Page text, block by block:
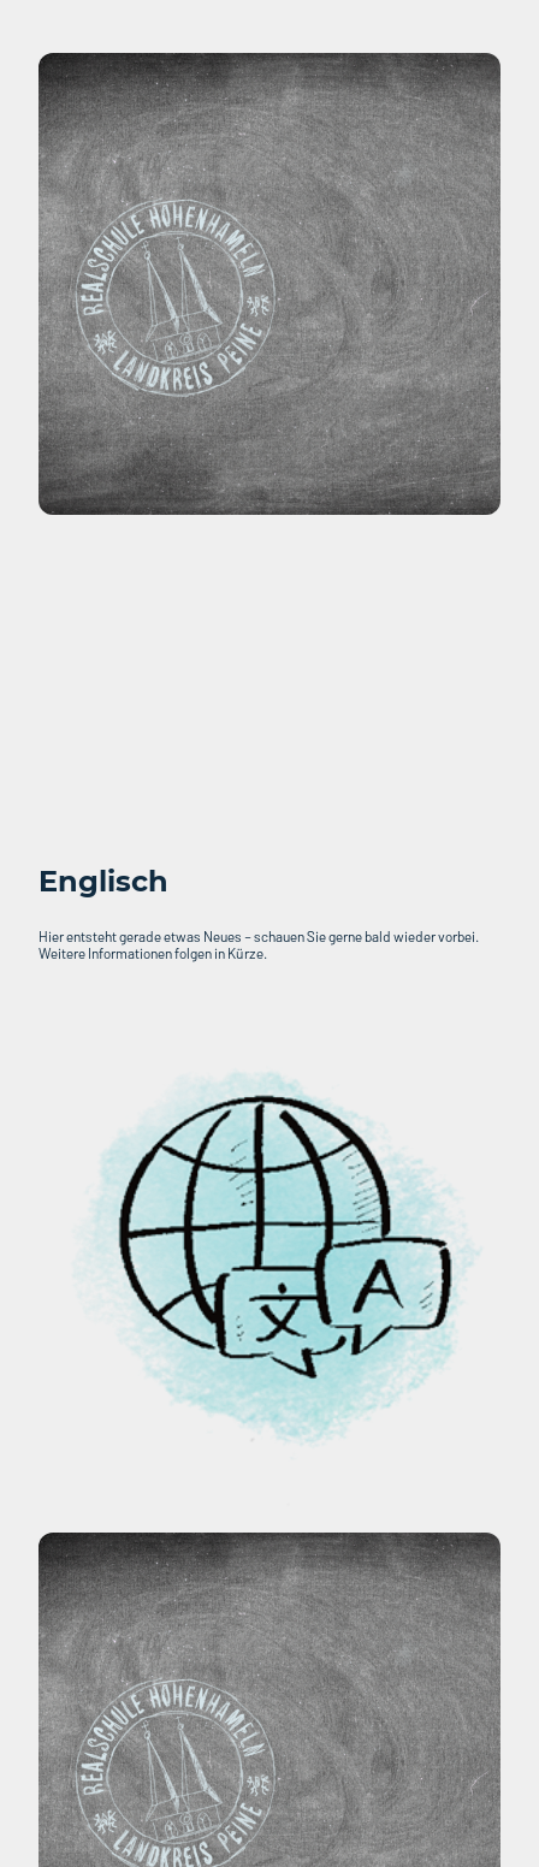
Englisch
Hier entsteht gerade etwas Neues – schauen Sie gerne bald wieder vorbei.
Weitere Informationen folgen in Kürze.